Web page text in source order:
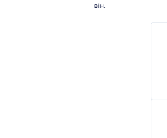
він.